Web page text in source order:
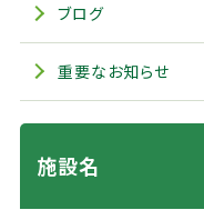
ブログ
重要なお知らせ
施設名